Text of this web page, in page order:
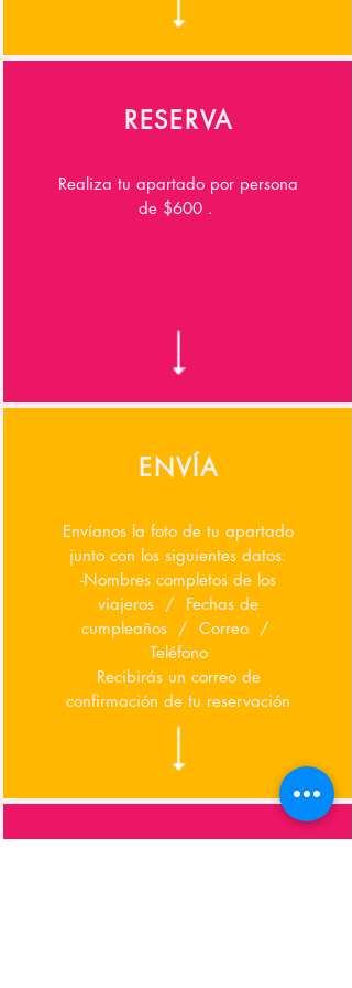
RESERVA
Realiza tu apartado por persona
de $600 .
ENVÍA
Envíanos la foto de tu apartado
junto con los siguientes datos:
-Nombres completos de los
viajeros / Fechas de
cumpleaños / Correo /
Teléfono
Recibirás un correo de
confirmación de tu reservación